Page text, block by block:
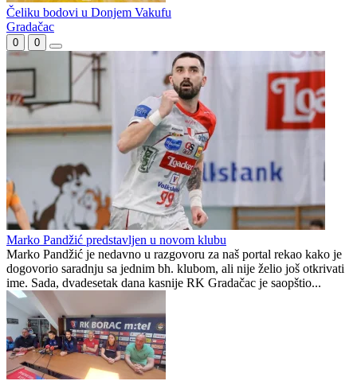
Liga Federacije - Sjever
0
Lak trijumf Žepča
Na današnjoj rukometnoj utakmici između RK Žepče i RK Bosna
(Tešanj), odigranoj u Žepču, domaći tim je briljirao izborivši
ubedljivu pobedu rezultatom 44:34. Meč je...
Čeliku bodovi u Donjem Vakufu
Gradačac
0 0